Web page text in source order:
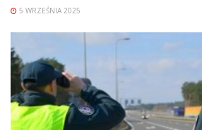
5 WRZEŚNIA 2025